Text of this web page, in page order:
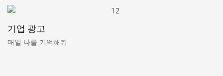
기업 광고
매일 나를 기억해줘